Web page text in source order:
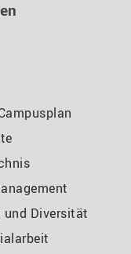
Diversität